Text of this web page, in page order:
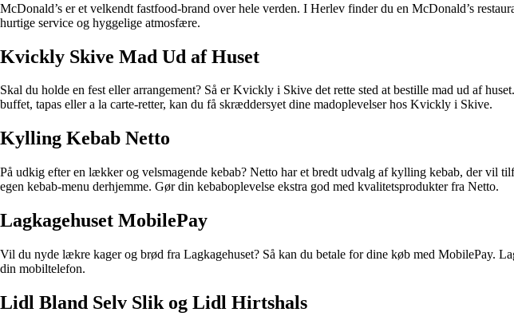
McDonald’s er et velkendt fastfood-brand over hele verden. I Herlev finder du en McDonald’s
hurtige service og hyggelige atmosfære.
Kvickly Skive Mad Ud af Huset
Skal du holde en fest eller arrangement? Så er Kvickly i Skive det rette sted at bestille mad ud af
buffet, tapas eller a la carte-retter, kan du få skræddersyet dine madoplevelser hos Kvickly i Skive.
Kylling Kebab Netto
På udkig efter en lækker og velsmagende kebab? Netto har et bredt udvalg af kylling kebab, der vil
egen kebab-menu derhjemme. Gør din kebaboplevelse ekstra god med kvalitetsprodukter fra Netto.
Lagkagehuset MobilePay
Vil du nyde lækre kager og brød fra Lagkagehuset? Så kan du betale for dine køb med MobilePay.
din mobiltelefon.
Lidl Bland Selv Slik og Lidl Hirtshals